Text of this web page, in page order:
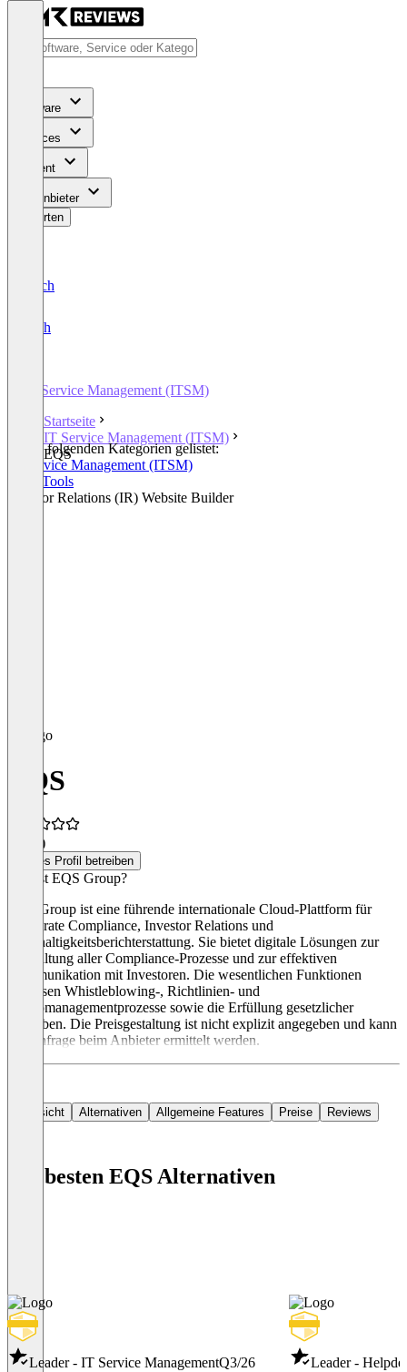
Software
Services
Content
Für Anbieter
Bewerten
Deutsch
English
IT Service Management (ITSM)
Startseite
IT Service Management (ITSM)
EQS
In den folgenden Kategorien gelistet:
IT Service Management (ITSM)
GRC Tools
Investor Relations (IR) Website Builder
EQS
(1)
Dieses Profil betreiben
Was ist EQS Group?
EQS Group ist eine führende internationale Cloud-Plattform für
Corporate Compliance, Investor Relations und
Nachhaltigkeitsberichterstattung. Sie bietet digitale Lösungen zur
Verwaltung aller Compliance-Prozesse und zur effektiven
Kommunikation mit Investoren. Die wesentlichen Funktionen
umfassen Whistleblowing-, Richtlinien- und
Risikomanagementprozesse sowie die Erfüllung gesetzlicher
Vorgaben. Die Preisgestaltung ist nicht explizit angegeben und kann
auf Anfrage beim Anbieter ermittelt werden.
Übersicht Alternativen Allgemeine Features Preise Reviews
Die besten EQS Alternativen
Leader - IT Service ManagementQ3/26
Leader -